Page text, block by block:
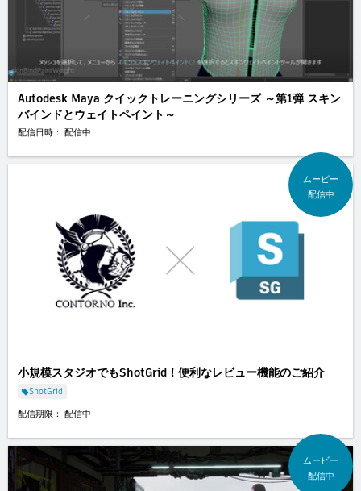
Autodesk Maya クイックトレーニングシリーズ ～第1弾 スキン
バインドとウェイトペイント～
配信日時： 配信中
ムービー
配信中
小規模スタジオでもShotGrid！便利なレビュー機能のご紹介
ShotGrid
配信期限： 配信中
ムービー
配信中